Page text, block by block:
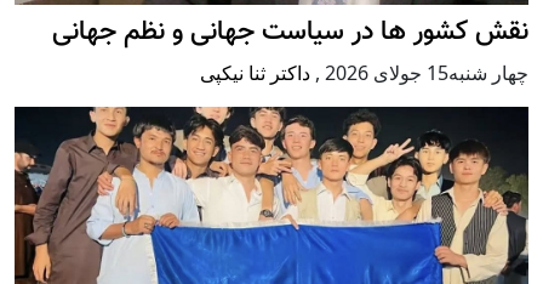
نقش کشور ها در سیاست جهانی و نظم جهانی
چهار شنبه15 جولای 2026 , داکتر ثنا نیکپی